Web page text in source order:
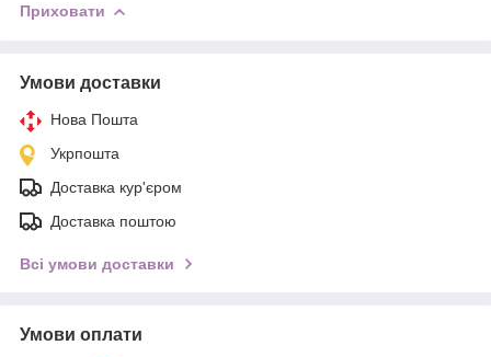
Приховати
Умови доставки
Нова Пошта
Укрпошта
Доставка кур'єром
Доставка поштою
Всі умови доставки
Умови оплати